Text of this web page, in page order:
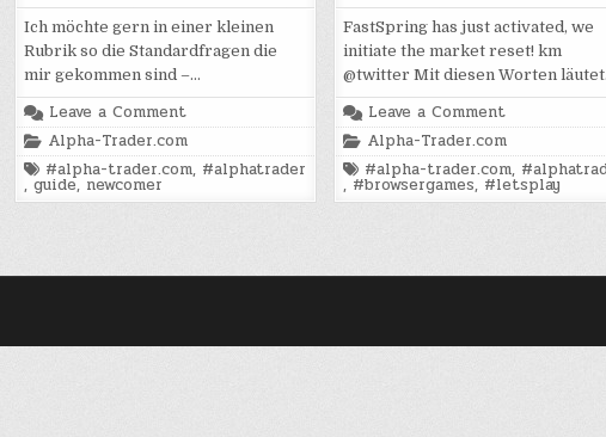
Ich möchte gern in einer kleinen
Rubrik so die Standardfragen die
mir gekommen sind –…
Leave a Commenton
Alpha-
Trader.com
–
Der
Posted
in
Alpha-Trader.com
Tagged
#alpha-trader.com, #alphatrader
, guide, newcomer
FastSpring has just activated, we
initiate the market reset! km
@twitter Mit diesen Worten
Leave a Commenton
Alpha-
Trader.com
–
Das
Beta-
Ende
Posted
in
Alpha-Trader.com
Tagged
#alpha-trader.com,
, #browsergames, #letsplay